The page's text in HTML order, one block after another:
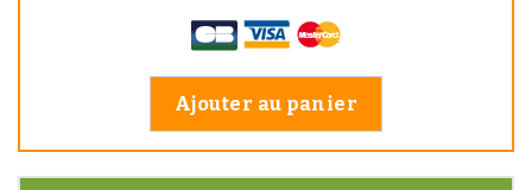
Ajouter au panier